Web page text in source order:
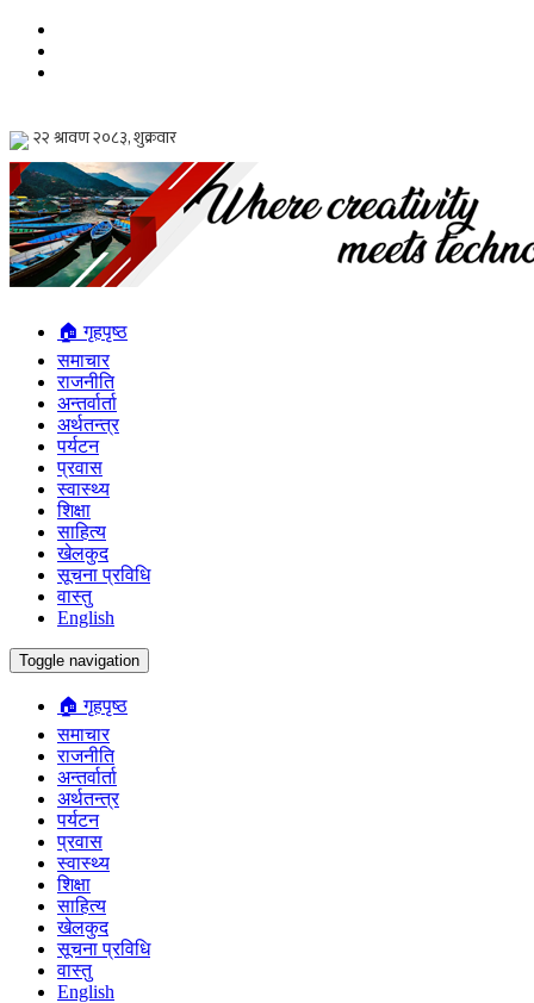
🏠 गृहपृष्ठ
समाचार
राजनीति
अन्तर्वार्ता
अर्थतन्त्र
पर्यटन
प्रवास
स्वास्थ्य
शिक्षा
साहित्य
खेलकुद
सूचना प्रविधि
वास्तु
English
Toggle navigation
🏠 गृहपृष्ठ
समाचार
राजनीति
अन्तर्वार्ता
अर्थतन्त्र
पर्यटन
प्रवास
स्वास्थ्य
शिक्षा
साहित्य
खेलकुद
सूचना प्रविधि
वास्तु
English